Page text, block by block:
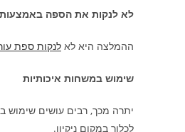
לא לנקות את הספה
ההמלצה היא לא לנקות ספת
שימוש במשחות איכותיות
יתרה מכך, רבים עושים שימוש
לכלוך במקום ניקיון.